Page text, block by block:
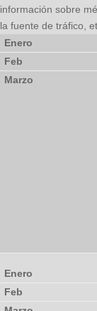
información sobre
la fuente de tráfico,